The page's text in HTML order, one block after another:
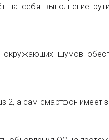
на себя выполнение
шумов
2, а сам смартфон имеет